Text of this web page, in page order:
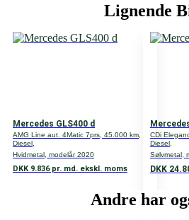
Antal døre
Gear type
A
Lignende
Mercedes GLS400 d
AMG Line aut. 4Matic 7prs, 45.000 km,
Diesel,
Hvidmetal, modelår 2020
DKK 9.836 pr. md. ekskl. moms
CDi
Diesel,
Sølvmetal,
DKK
Andre har